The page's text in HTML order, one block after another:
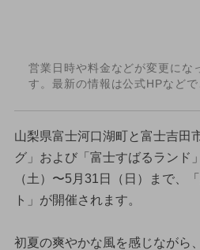
営業日時や料金などが変更にな
す。最新の情報は公式HPなどで
山梨県富士河口湖町と富士吉田
グ」および「富士すばるランド
（土）〜5月31日（日）まで、
ト」が開催されます。
初夏の爽やかな風を感じながら